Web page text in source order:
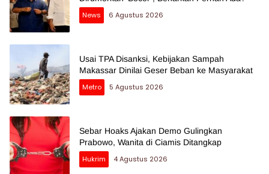
News
6 Agustus 2026
Usai TPA Disanksi, Kebijakan Sampah
Makassar Dinilai Geser Beban ke Masyarakat
Metro
5 Agustus 2026
Sebar Hoaks Ajakan Demo Gulingkan
Prabowo, Wanita di Ciamis Ditangkap
Hukrim
4 Agustus 2026